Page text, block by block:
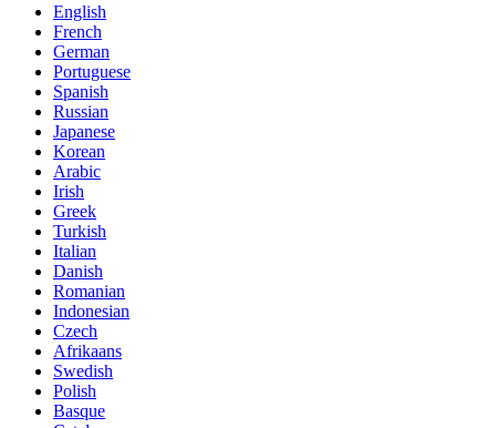
English
French
German
Portuguese
Spanish
Russian
Japanese
Korean
Arabic
Irish
Greek
Turkish
Italian
Danish
Romanian
Indonesian
Czech
Afrikaans
Swedish
Polish
Basque